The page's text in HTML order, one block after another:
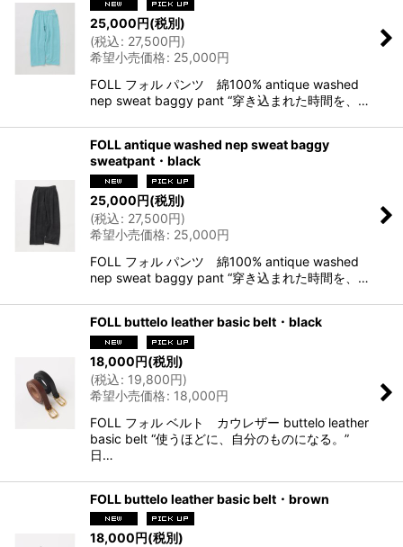
25,000円(税別)
(税込: 27,500円)
希望小売価格: 25,000円
FOLL フォル パンツ 綿100% antique washed
nep sweat baggy pant “穿き込まれた時間を、…
FOLL antique washed nep sweat baggy
sweatpant・black
25,000円(税別)
(税込: 27,500円)
希望小売価格: 25,000円
FOLL フォル パンツ 綿100% antique washed
nep sweat baggy pant “穿き込まれた時間を、…
FOLL buttelo leather basic belt・black
18,000円(税別)
(税込: 19,800円)
希望小売価格: 18,000円
FOLL フォル ベルト カウレザー buttelo leather
basic belt “使うほどに、自分のものになる。”
日…
FOLL buttelo leather basic belt・brown
18,000円(税別)